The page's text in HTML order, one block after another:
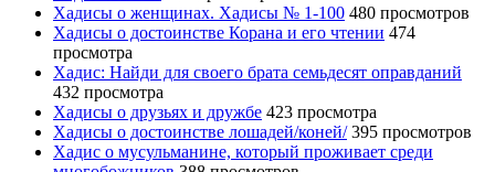
Хадисы о женщинах. Хадисы № 1-100 480 просмотров
Хадисы о достоинстве Корана и его чтении 474
просмотра
Хадис: Найди для своего брата семьдесят оправданий
432 просмотра
Хадисы о друзьях и дружбе 423 просмотра
Хадисы о достоинстве лошадей/коней/ 395 просмотров
Хадис о мусульманине, который проживает среди